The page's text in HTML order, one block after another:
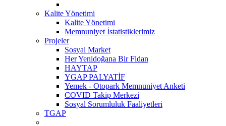
Kalite Yönetimi
Kalite Yönetimi
Memnuniyet İstatistiklerimiz
Projeler
Sosyal Market
Her Yenidoğana Bir Fidan
HAYTAP
YGAP PALYATİF
Yemek - Otopark Memnuniyet Anketi
COVID Takip Merkezi
Sosyal Sorumluluk Faaliyetleri
TGAP